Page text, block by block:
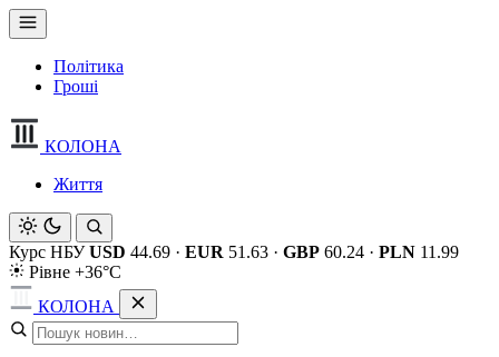
Політика
Гроші
КОЛОНА
Життя
Курс НБУ USD 44.69 · EUR 51.63 · GBP 60.24 · PLN 11.99
Рівне +36°C
КОЛОНА